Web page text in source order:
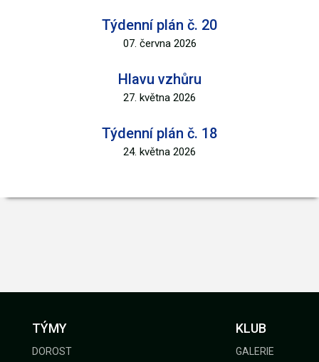
Týdenní plán č. 20
07. června 2026
Hlavu vzhůru
27. května 2026
Týdenní plán č. 18
24. května 2026
TÝMY
DOROST
KLUB
GALERIE